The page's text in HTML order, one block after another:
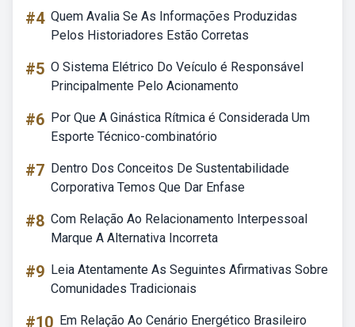
#4 Quem Avalia Se As Informações Produzidas
Pelos Historiadores Estão Corretas
#5 O Sistema Elétrico Do Veículo é Responsável
Principalmente Pelo Acionamento
#6 Por Que A Ginástica Rítmica é Considerada Um
Esporte Técnico-combinatório
#7 Dentro Dos Conceitos De Sustentabilidade
Corporativa Temos Que Dar Enfase
#8 Com Relação Ao Relacionamento Interpessoal
Marque A Alternativa Incorreta
#9 Leia Atentamente As Seguintes Afirmativas Sobre
Comunidades Tradicionais
#10 Em Relação Ao Cenário Energético Brasileiro